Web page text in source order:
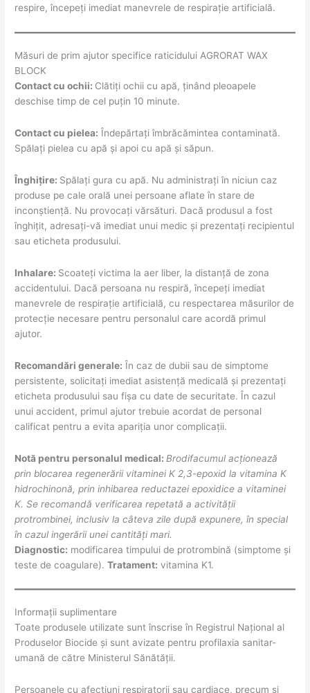
respire, începeți imediat manevrele de respirație artificială.
Măsuri de prim ajutor specifice raticidului AGRORAT WAX
BLOCK
Contact cu ochii: Clătiți ochii cu apă, ținând pleoapele
deschise timp de cel puțin 10 minute.
Contact cu pielea: Îndepărtați îmbrăcămintea contaminată.
Spălați pielea cu apă și apoi cu apă și săpun.
Înghițire: Spălați gura cu apă. Nu administrați în niciun caz
produse pe cale orală unei persoane aflate în stare de
inconștiență. Nu provocați vărsături. Dacă produsul a fost
înghițit, adresați-vă imediat unui medic și prezentați recipientul
sau eticheta produsului.
Inhalare: Scoateți victima la aer liber, la distanță de zona
accidentului. Dacă persoana nu respiră, începeți imediat
manevrele de respirație artificială, cu respectarea măsurilor de
protecție necesare pentru personalul care acordă primul
ajutor.
Recomandări generale: În caz de dubii sau de simptome
persistente, solicitați imediat asistență medicală și prezentați
eticheta produsului sau fișa cu date de securitate. În cazul
unui accident, primul ajutor trebuie acordat de personal
calificat pentru a evita apariția unor complicații.
Notă pentru personalul medical: Brodifacumul acționează
prin blocarea regenerării vitaminei K 2,3-epoxid la vitamina K
hidrochinonă, prin inhibarea reductazei epoxidice a vitaminei
K. Se recomandă verificarea repetată a activității
protrombinei, inclusiv la câteva zile după expunere, în special
în cazul ingerării unei cantități mari.
Diagnostic: modificarea timpului de protrombină (simptome și
teste de coagulare).Tratament: vitamina K1.
Informații suplimentare
Toate produsele utilizate sunt înscrise în Registrul Național al
Produselor Biocide și sunt avizate pentru profilaxia sanitar-
umană de către Ministerul Sănătății.
Persoanele cu afecțiuni respiratorii sau cardiace, precum și